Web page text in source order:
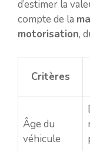
d’estimer la
compte de la
motorisation,
Critères
Âge du
véhicule